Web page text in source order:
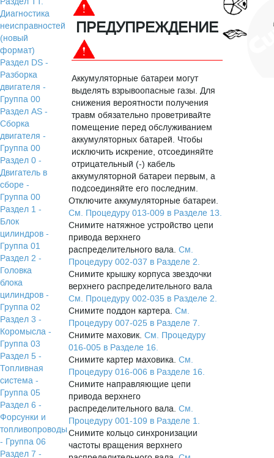
Диагностика
неисправностей
(новый
формат)
Раздел DS -
Разборка
двигателя -
Группа 00
Раздел АS -
Сборка
двигателя -
Группа 00
Раздел 0 -
Двигатель в
сборе -
Группа 00
Раздел 1 -
Блок
цилиндров -
Группа 01
Раздел 2 -
Головка
блока
цилиндров -
Группа 02
Раздел 3 -
Коромысла -
Группа 03
Раздел 5 -
Топливная
система -
Группа 05
Раздел 6 -
Форсунки и
топливопроводы
- Группа 06
Раздел 7 -
ПРЕДУПРЕЖДЕНИЕ
Аккумуляторные батареи могут
выделять взрывоопасные газы. Для
снижения вероятности получения
травм обязательно проветривайте
помещение перед обслуживанием
аккумуляторных батарей. Чтобы
исключить искрение, отсоединяйте
отрицательный (-) кабель
аккумуляторной батареи первым, а
подсоединяйте его последним.
Отключите аккумуляторные батареи.
См. Процедуру 013-009 в Разделе 13.
Снимите натяжное устройство цепи
привода верхнего
распределительного вала.См.
Процедуру 002-037 в Разделе 2.
Снимите крышку корпуса звездочки
верхнего распределительного вала
См. Процедуру 002-035 в Разделе 2.
Снимите поддон картера.См.
Процедуру 007-025 в Разделе 7.
Снимите маховик.См. Процедуру
016-005 в Разделе 16.
Снимите картер маховика.См.
Процедуру 016-006 в Разделе 16.
Снимите направляющие цепи
привода верхнего
распределительного вала.См.
Процедуру 001-109 в Разделе 1.
Снимите кольцо синхронизации
частоты вращения верхнего